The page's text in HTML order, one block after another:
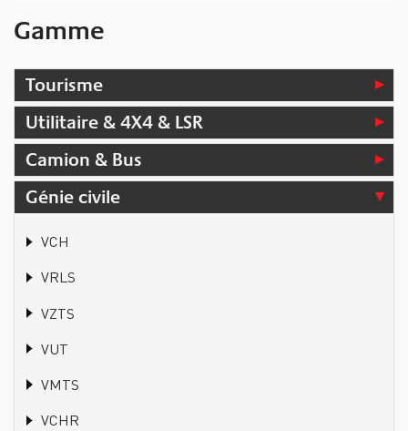
Gamme
Tourisme
Utilitaire & 4X4 & LSR
Camion & Bus
Génie civile
VCH
VRLS
VZTS
VUT
VMTS
VCHR